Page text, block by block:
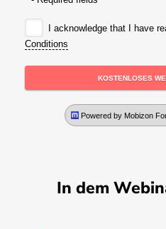
In dem